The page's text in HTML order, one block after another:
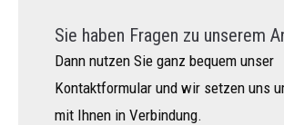
Sie haben Fragen zu unserem
Dann nutzen Sie ganz bequem unser
Kontaktformular und wir setzen uns
mit Ihnen in Verbindung.